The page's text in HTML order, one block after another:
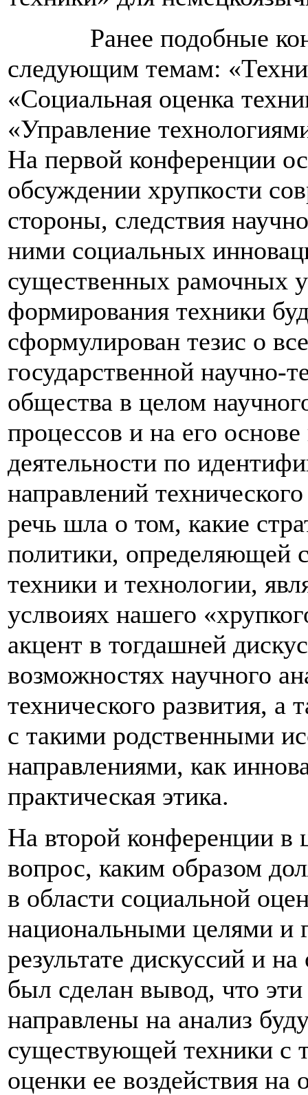
Ранее подобные
следующим темам:
«Социальная оценка
«Управление
На первой конференции
обсуждении хрупкости
стороны, следствия
ними социальных
существенных рамочных
формирования техники
сформулирован тезис о
государственной научно-
общества в целом
процессов и на его
деятельности по
направлений
речь шла о том, какие
политики, определяющей
техники и технологии,
услвоиях нашего
акцент в тогдашней
возможностях научного
технического развития, а
с такими родственными
направлениями, как
практическая этика.
На второй конференции в
вопрос, каким образом
в области социальной
национальными целями и
результате дискуссий и
был сделан вывод, что
направлены на анализ
существующей техники с
оценки ее воздействия